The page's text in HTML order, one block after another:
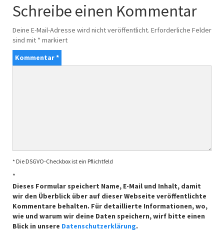
Schreibe einen Kommentar
Deine E-Mail-Adresse wird nicht veröffentlicht. Erforderliche Felder
sind mit * markiert
Kommentar*
* Die DSGVO-Checkbox ist ein Pflichtfeld
*
Dieses Formular speichert Name, E-Mail und Inhalt, damit
wir den Überblick über auf dieser Webseite veröffentlichte
Kommentare behalten. Für detaillierte Informationen, wo,
wie und warum wir deine Daten speichern, wirf bitte einen
Blick in unsere Datenschutzerklärung.